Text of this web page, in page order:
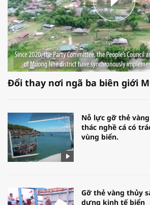
Đổi thay nơi ngã ba biên giới
Nỗ lực gỡ thẻ
thác nghề cá có
vùng biển.
Gỡ thẻ vàng thủy
dựng kinh tế biển